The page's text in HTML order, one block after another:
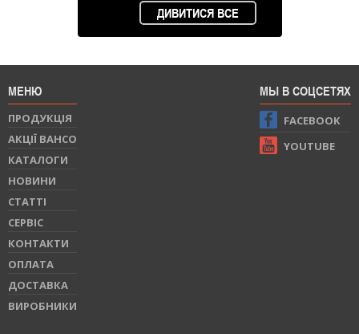
ДИВИТИСЯ ВСЕ
МЕНЮ
ПРОДУКЦIЯ
АКЦІЇ BAHCO
КАТАЛОГИ
НОВИНИ
СТАТТI
СЕРВIС
КОНТАКТИ
ОПЛАТА
ДОСТАВКА
ВИРОБНИКИ
МЫ В СОЦСЕТЯХ
FACEBOOK
YOUTUBE